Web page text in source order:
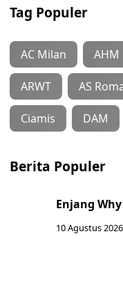
Tag Populer
AC Milan AHM
ARWT AS
Ciamis DAM
Berita Populer
Enjang
10 Agustus 2026